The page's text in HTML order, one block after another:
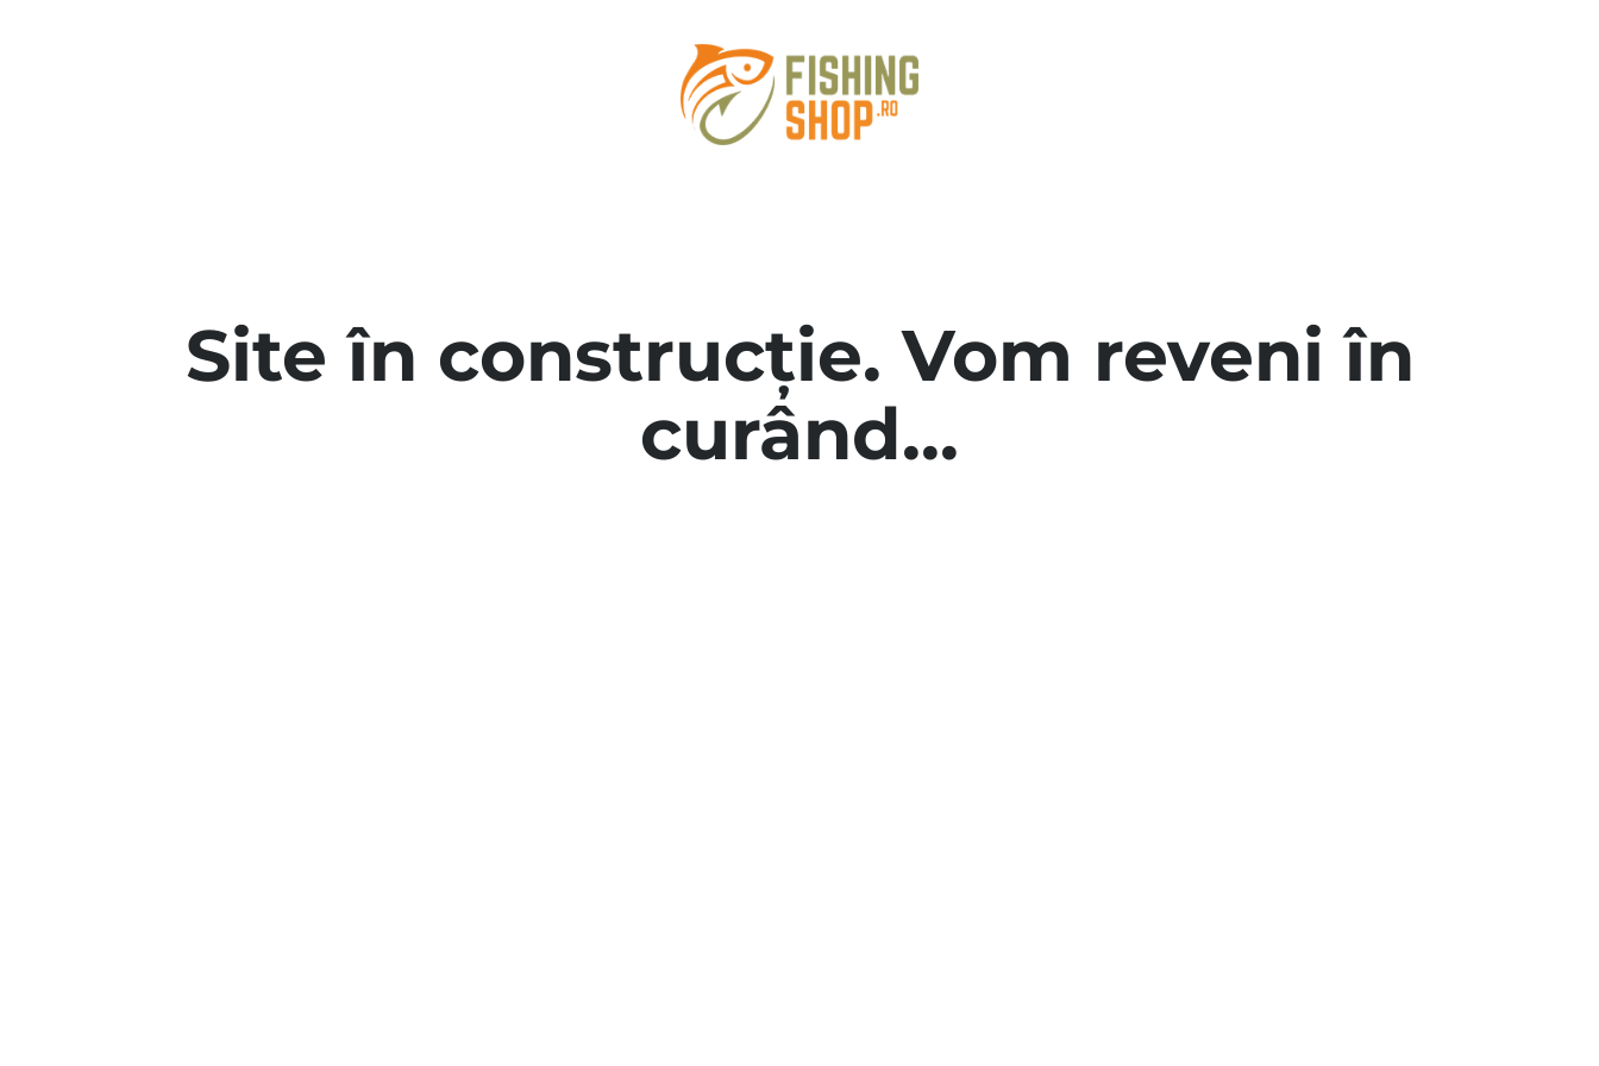
Site în construcție. Vom reveni în
curând...